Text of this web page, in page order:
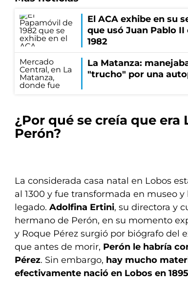
El ACA exhibe en su
que usó Juan Pablo
1982
La Matanza:
"trucho" por una
¿Por qué se creía que era
Perón?
La considerada casa natal en Lobos
al 1300 y fue transformada en museo
legado. Adolfina Ertini, su directora y
hermano de Perón, en su momento
y Roque Pérez surgió por biógrafo del
que antes de morir, Perón le habría
Pérez. Sin embargo, hay mucho
efectivamente nació en Lobos en 1895